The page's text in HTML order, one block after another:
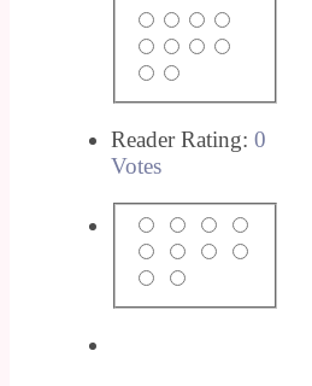
Reader Rating: 0
Votes